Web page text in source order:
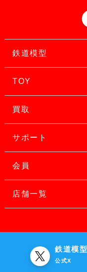
鉄道模型
TOY
買取
サポート
会員
店舗一覧
鉄道模型
公式X